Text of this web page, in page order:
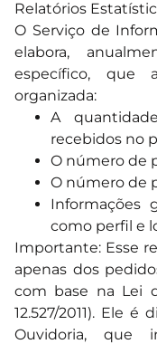
Relatórios
O Serviço de
elabora,
específico, que
organizada:
A
recebidos no
O número de
O número de
Informações
como perfil e
Importante: Esse
apenas dos
com base na Lei
12.527/2011). Ele
Ouvidoria, que